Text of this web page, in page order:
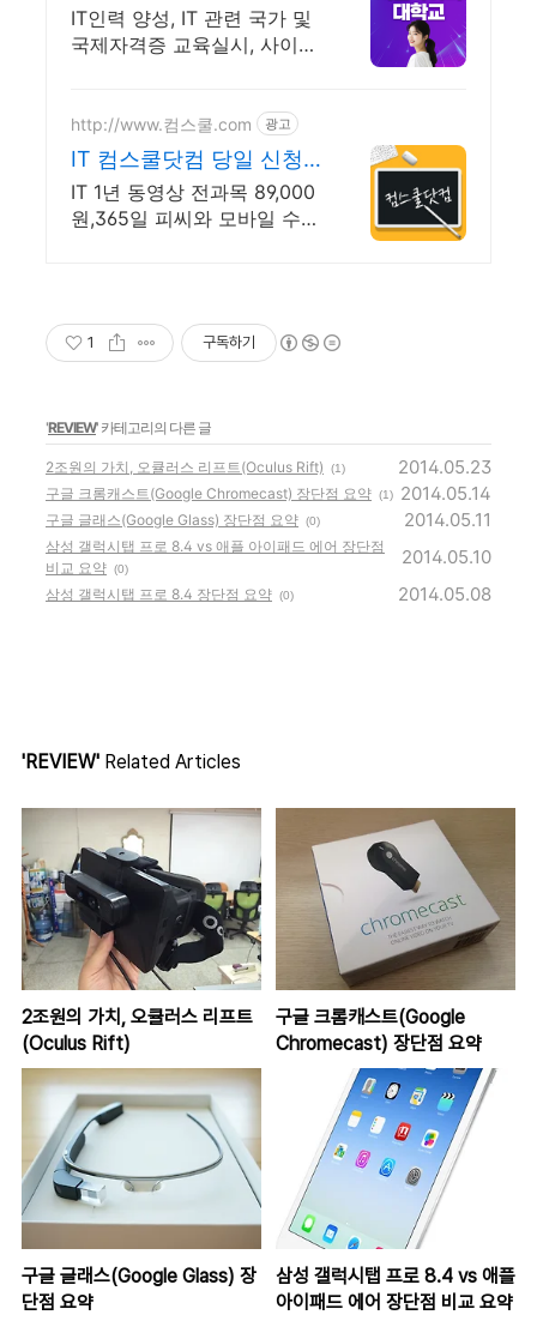
공학과 2026 가을학기 신
편입생
IT인력 양성, IT 관련 국가 및
국제자격증 교육실시, 사이버
수학위까지
http://www.컴스쿨.com 광고
IT 컴스쿨닷컴 당일 신청&
결제시 기프티콘!
IT 1년 동영상 전과목 89,000
원,365일 피씨와 모바일 수강
1 구독하기
'REVIEW' 카테고리의 다른 글
2조원의 가치, 오큘러스 리프트(Oculus Rift) (1) 2014.05.23
구글 크롬캐스트(Google Chromecast) 장단점 요약 (1) 2014.05.14
구글 글래스(Google Glass) 장단점 요약 (0) 2014.05.11
삼성 갤럭시탭 프로 8.4 vs 애플 아이패드 에어 장단점
비교 요약 (0)
2014.05.10
삼성 갤럭시탭 프로 8.4 장단점 요약 (0) 2014.05.08
'REVIEW' Related Articles
2조원의 가치, 오큘러스 리프트
(Oculus Rift)
구글 크롬캐스트(Google
Chromecast) 장단점 요약
구글 글래스(Google Glass) 장
단점 요약
삼성 갤럭시탭 프로 8.4 vs 애플
아이패드 에어 장단점 비교 요약